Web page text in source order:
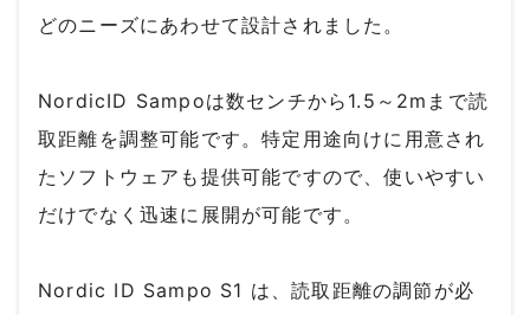
どのニーズにあわせて設計されました。
NordicID Sampoは数センチから1.5～2mまで読
取距離を調整可能です。特定用途向けに用意され
たソフトウェアも提供可能ですので、使いやすい
だけでなく迅速に展開が可能です。
Nordic ID Sampo S1 は、読取距離の調節が必